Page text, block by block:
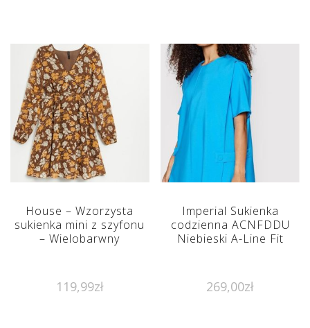
House – Wzorzysta
sukienka mini z szyfonu
– Wielobarwny
119,99zł
Imperial Sukienka
codzienna ACNFDDU
Niebieski A-Line Fit
269,00zł